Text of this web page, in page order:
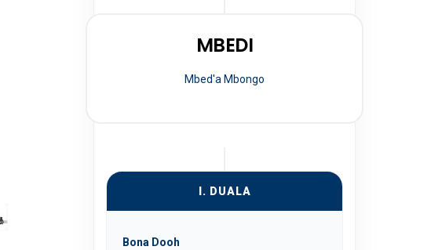
MBEDI
Mbed'a Mbongo
I. DUALA
Bona Dooh